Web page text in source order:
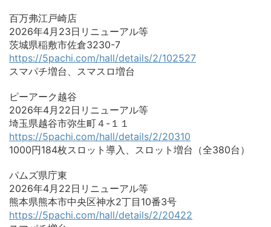
百万弗江戸崎店
2026年4月23日リニューアル等
茨城県稲敷市佐倉3230-7
https://5pachi.com/hall/details/2/102527
スマパチ増台、スマスロ増台
ピーアーク越谷
2026年4月22日リニューアル等
埼玉県越谷市弥生町４-１１
https://5pachi.com/hall/details/2/20310
1000円184枚スロット導入、スロット増台（全380台）
パムズ県庁東
2026年4月22日リニューアル等
熊本県熊本市中央区神水2丁目10番3号
https://5pachi.com/hall/details/2/20422